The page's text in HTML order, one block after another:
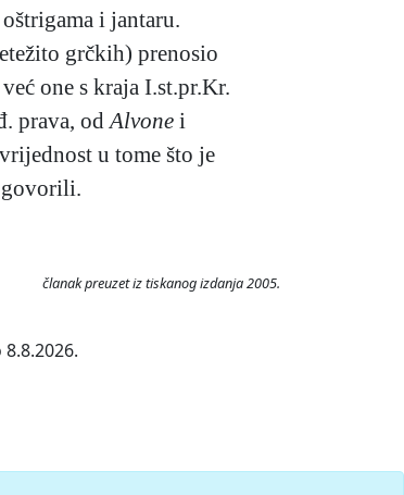
i jantaru.
grčkih) prenosio
one s kraja I.st.pr.Kr.
prava, od Alvone i
u tome što je
govorili.
članak preuzet iz tiskanog izdanja 2005.